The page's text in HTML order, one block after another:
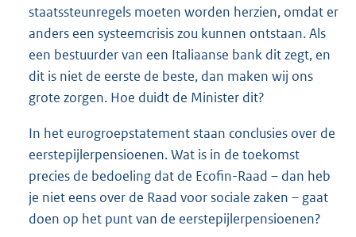
staatssteunregels moeten worden herzien, omdat er
anders een systeemcrisis zou kunnen ontstaan. Als
een bestuurder van een Italiaanse bank dit zegt, en
dit is niet de eerste de beste, dan maken wij ons
grote zorgen. Hoe duidt de Minister dit?
In het eurogroepstatement staan conclusies over de
eerstepijlerpensioenen. Wat is in de toekomst
precies de bedoeling dat de Ecofin-Raad – dan heb
je niet eens over de Raad voor sociale zaken – gaat
doen op het punt van de eerstepijlerpensioenen?